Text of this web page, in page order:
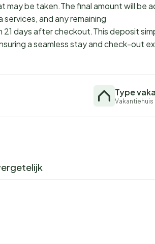
may be taken.The final amount will be
and any remaining
days after checkout.This deposit
a seamless stay and check-out
Type
Vakantiehuis